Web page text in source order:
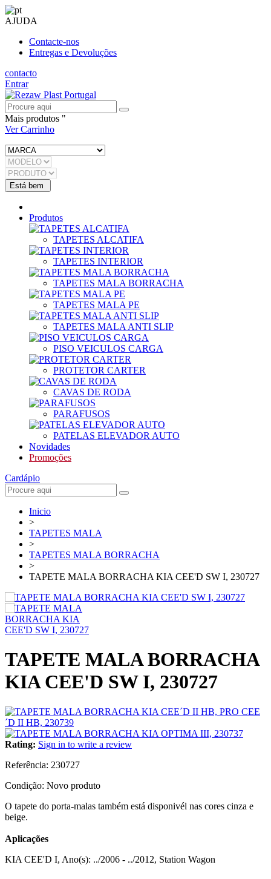
AJUDA
Contacte-nos
Entregas e Devoluções
contacto
Entrar
Mais produtos "
Ver Carrinho
Produtos
TAPETES ALCATIFA
TAPETES INTERIOR
TAPETES MALA BORRACHA
TAPETES MALA PE
TAPETES MALA ANTI SLIP
PISO VEICULOS CARGA
PROTETOR CARTER
CAVAS DE RODA
PARAFUSOS
PATELAS ELEVADOR AUTO
Novidades
Promoções
Cardápio
Inicio
>
TAPETES MALA
>
TAPETES MALA BORRACHA
>
TAPETE MALA BORRACHA KIA CEE'D SW I, 230727
TAPETE MALA BORRACHA
KIA CEE'D SW I, 230727
Rating: Sign in to write a review
Referência: 230727
Condição: Novo produto
O tapete do porta-malas também está disponivél nas cores cinza e
beige.
Aplicações
KIA CEE'D I, Ano(s): ../2006 - ../2012, Station Wagon